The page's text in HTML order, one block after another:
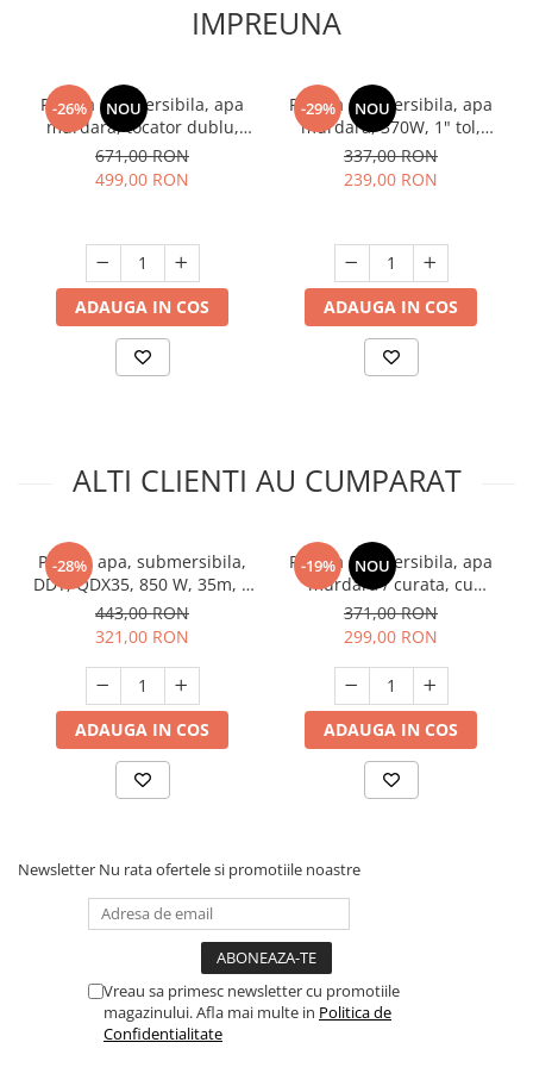
IMPREUNA
-26% NOU
Pompa submersibila, apa
murdara, tocator dublu,
370W, max 8 m³/h, INOX,
DDT V370T
671,00 RON
499,00 RON
ADAUGA IN COS
-29% NOU
Pompa submersibila, apa
murdara, 370W, 1" tol,
aspiratie 7m, refulare 14m,
plutitor, 2 m3/h, Raider RD-
337,00 RON
239,00 RON
ADAUGA IN COS
ALTI CLIENTI AU CUMPARAT
-28%
Pompa apa, submersibila,
DDT, QDX35, 850 W, 35m, 1
tol, 2860 Rpm, 3 m³/h.
443,00 RON
321,00 RON
ADAUGA IN COS
-19% NOU
Pompa submersibila, apa
murdara / curata, cu
plutitor, 900W, 15000 l/h, 1
tol, absorbtie max 7m,
371,00 RON
299,00 RON
ADAUGA IN COS
Newsletter Nu rata ofertele si promotiile noastre
Vreau sa primesc newsletter cu promotiile
magazinului. Afla mai multe in Politica de
Confidentialitate